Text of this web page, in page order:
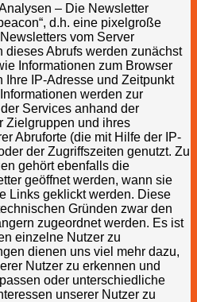
– Die Newsletter
d.h. eine pixelgroße
vom Server
dieses Abrufs werden zunächst
Informationen zum Browser
Ihre IP-Adresse und Zeitpunkt
werden zur
Services anhand der
Zielgruppen und ihres
Abruforte (die mit Hilfe der IP-
der Zugriffszeiten genutzt. Zu
gehört ebenfalls die
geöffnet werden, wann sie
Links geklickt werden. Diese
Gründen zwar den
zugeordnet werden. Es ist
einzelne Nutzer zu
dienen uns viel mehr dazu,
Nutzer zu erkennen und
oder unterschiedliche
unserer Nutzer zu